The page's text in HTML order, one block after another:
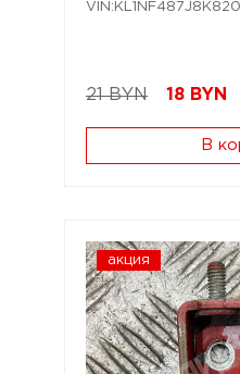
21 BYN 18 BYN
В
акция